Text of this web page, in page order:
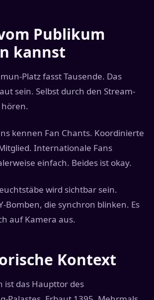
Publikum
kannst
Platz fasst Tausende. Das
sein. Selbst durch den Stream-
hören.
kennen Fan Chants. Koordinierte
Internationale Fans
einfach. Beides ist okay.
wird sichtbar sein.
Bomben, die synchron blinken. Es
auf Kamera aus.
Kontext
ist das Haupttor des